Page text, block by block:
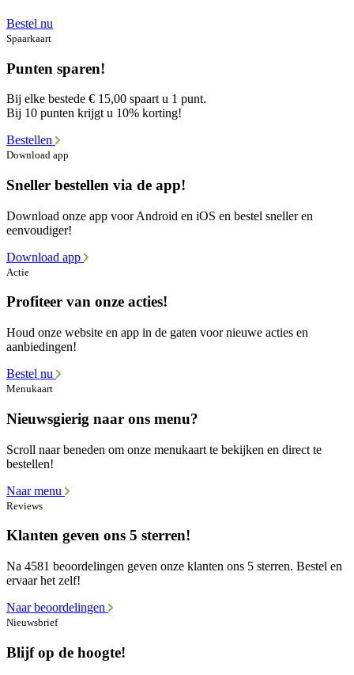
Bestel nu
Spaarkaart
Punten sparen!
Bij elke bestede € 15,00 spaart u 1 punt.
Bij 10 punten krijgt u 10% korting!
Bestellen
Download app
Sneller bestellen via de app!
Download onze app voor Android en iOS en bestel sneller en
eenvoudiger!
Download app
Actie
Profiteer van onze acties!
Houd onze website en app in de gaten voor nieuwe acties en
aanbiedingen!
Bestel nu
Menukaart
Nieuwsgierig naar ons menu?
Scroll naar beneden om onze menukaart te bekijken en direct te
bestellen!
Naar menu
Reviews
Klanten geven ons 5 sterren!
Na 4581 beoordelingen geven onze klanten ons 5 sterren. Bestel en
ervaar het zelf!
Naar beoordelingen
Nieuwsbrief
Blijf op de hoogte!